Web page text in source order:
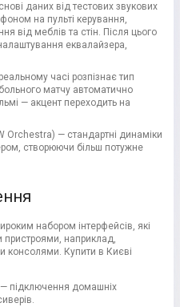
даних від тестових звукових
на пульті керування,
від меблів та стін. Після цього
еквалайзера,
часі розпізнає тип
матчу автоматично
— акцент переходить на
Orchestra) — стандартні динаміки
створюючи більш потужне
набором інтерфейсів, які
наприклад,
консолями. Купити в Києві
підключення домашніх